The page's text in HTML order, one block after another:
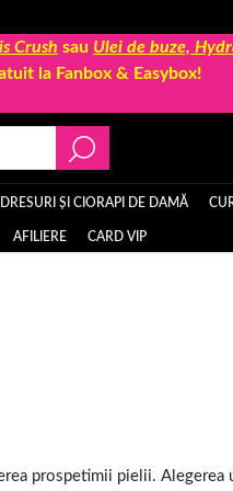
Crush sau Ulei de buze,
la Fanbox & Easybox!
DRESURI ȘI CIORAPI DE DAMĂ
AFILIERE CARD VIP
prospetimii pielii.